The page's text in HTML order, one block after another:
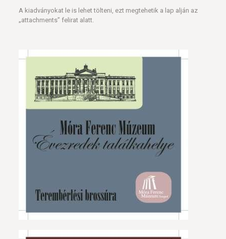
A kiadványokat le is lehet tölteni, ezt megtehetik a lap alján az
„attachments” felirat alatt.